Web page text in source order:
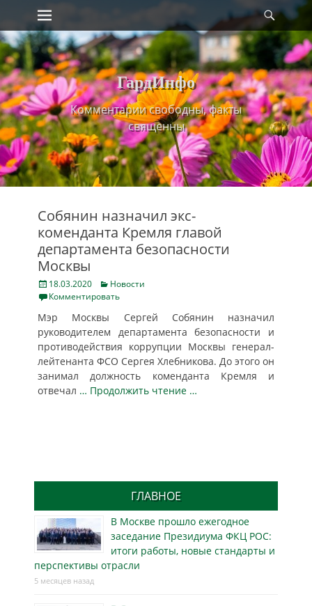
Skip
to
content
Primary Menu
ГардИнфо
Комментарии свободны, факты
священны
Собянин назначил экс-
коменданта Кремля главой
департамента безопасности
Москвы
Posted
on
18.03.2020 Categories
Новости
Комментировать
Мэр Москвы Сергей Собянин назначил
руководителем департамента безопасности и
противодействия коррупции Москвы генерал-
лейтенанта ФСО Сергея Хлебникова. До этого он
занимал должность коменданта Кремля и
отвечал … Продолжить чтение …
ГЛАВНОЕ
В Москве прошло ежегодное
заседание Президиума ФКЦ РОС:
итоги работы, новые стандарты и
перспективы отрасли
5 месяцев назад